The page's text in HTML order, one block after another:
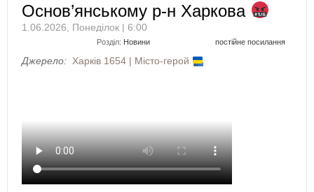
Основ’янському р-н Харкова
1.06.2026, Понеділок | 6:00
Розділ: Новини постійне посилання
Джерело: Харків 1654 | Місто-герой